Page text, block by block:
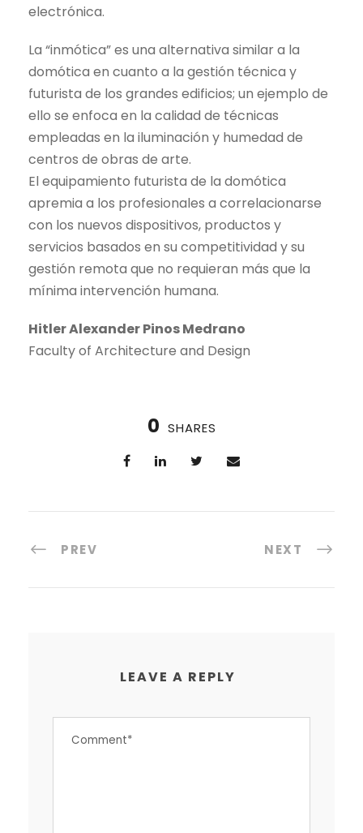
electrónica.
La “inmótica” es una alternativa similar a la
domótica en cuanto a la gestión técnica y
futurista de los grandes edificios; un ejemplo de
ello se enfoca en la calidad de técnicas
empleadas en la iluminación y humedad de
centros de obras de arte.
El equipamiento futurista de la domótica
apremia a los profesionales a correlacionarse
con los nuevos dispositivos, productos y
servicios basados en su competitividad y su
gestión remota que no requieran más que la
mínima intervención humana.
Hitler Alexander Pinos Medrano
Faculty of Architecture and Design
0 SHARES
PREV NEXT
LEAVE A REPLY